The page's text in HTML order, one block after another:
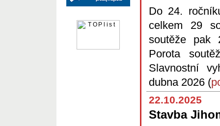
Do 24.
celkem 29
soutěže pak
Porota
Slavnostní
dubna 2026 (
22.10.2025
Stavba